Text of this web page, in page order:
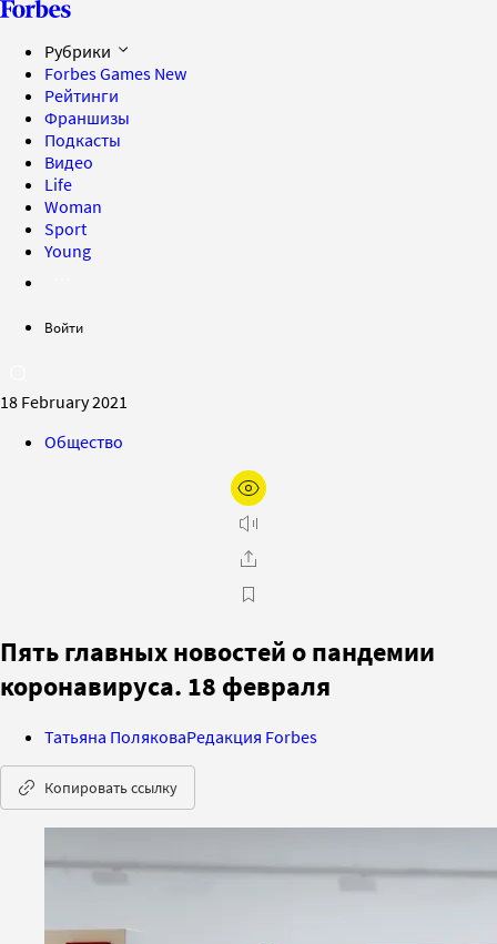
Рубрики
Forbes Games New
Рейтинги
Франшизы
Подкасты
Видео
Life
Woman
Sport
Young
Войти
18 February 2021
Общество
Пять главных новостей о пандемии
коронавируса. 18 февраля
Татьяна ПоляковаРедакция Forbes
Копировать ссылку